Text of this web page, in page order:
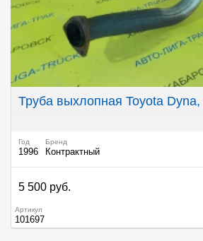
Труба выхлопная Toyota
Год
1996
Бренд
Контрактный
5 500 руб.
Артикул
101697